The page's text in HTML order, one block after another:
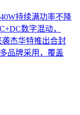
持续满功率不降
数字混动，
袭杰华特推出合封
品牌采用，覆盖